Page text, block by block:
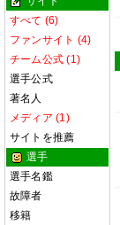
すべて (6)
ファンサイト (4)
チーム公式 (1)
選手公式
著名人
メディア (1)
サイトを推薦
選手
選手名鑑
故障者
移籍